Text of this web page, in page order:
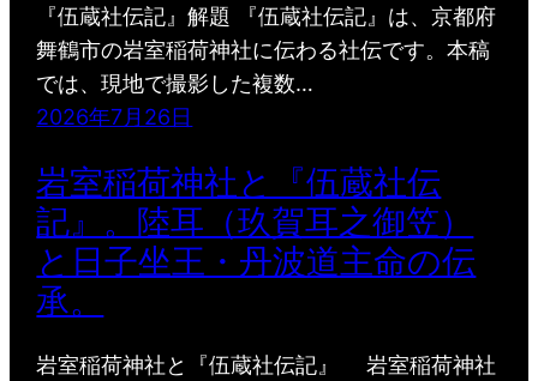
『伍蔵社伝記』解題 『伍蔵社伝記』は、京都府
舞鶴市の岩室稲荷神社に伝わる社伝です。本稿
では、現地で撮影した複数…
2026年7月26日
岩室稲荷神社と『伍蔵社伝
記』。陸耳（玖賀耳之御笠）
と日子坐王・丹波道主命の伝
承。
岩室稲荷神社と『伍蔵社伝記』 岩室稲荷神社